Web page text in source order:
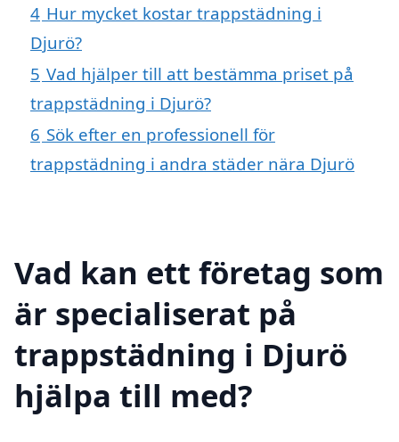
4 Hur mycket kostar trappstädning i
Djurö?
5 Vad hjälper till att bestämma priset på
trappstädning i Djurö?
6 Sök efter en professionell för
trappstädning i andra städer nära Djurö
Vad kan ett företag som
är specialiserat på
trappstädning i Djurö
hjälpa till med?